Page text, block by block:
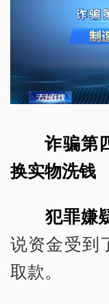
诈骗第
换实物洗钱
犯罪嫌
说资金受到
取款。